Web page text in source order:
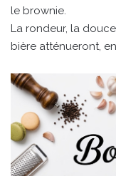
le brownie.
La rondeur, la
bière atténueront,